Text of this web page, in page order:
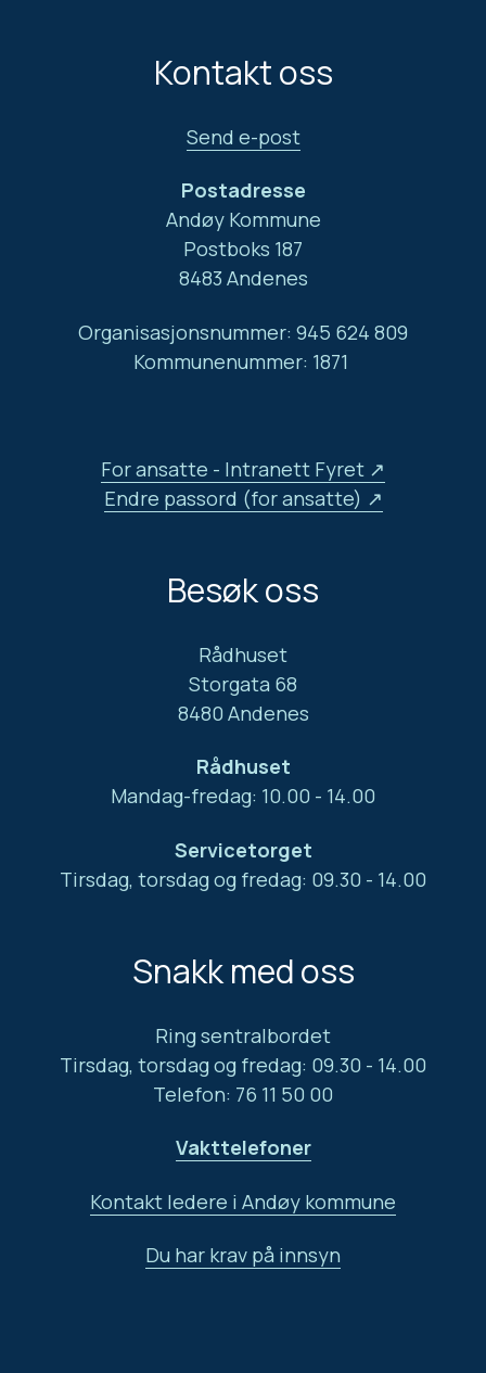
Kontakt oss
Send e-post
Postadresse
Andøy Kommune
Postboks 187
8483 Andenes
Organisasjonsnummer: 945 624 809
Kommunenummer: 1871
For ansatte - Intranett Fyret
Endre passord (for ansatte)
Besøk oss
Rådhuset
Storgata 68
8480 Andenes
Rådhuset
Mandag-fredag: 10.00 - 14.00
Servicetorget
Tirsdag, torsdag og fredag: 09.30 - 14.00
Snakk med oss
Ring sentralbordet
Tirsdag, torsdag og fredag: 09.30 - 14.00
Telefon: 76 11 50 00
Vakttelefoner
Kontakt ledere i Andøy kommune
Du har krav på innsyn